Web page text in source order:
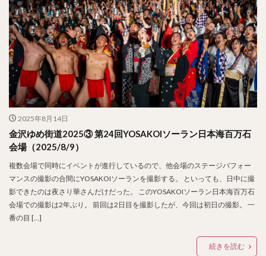
2025年8月14日
金沢ゆめ街道2025③ 第24回YOSAKOIソーラン日本海百万石
会場（2025/8/9）
複数会場で同時にイベントが進行しているので、他会場のステージパフォー
マンスの撮影の合間にYOSAKOIソーランを撮影する。 といっても、日中に撮
影できたのは夜さり華さんだけだった。 このYOSAKOIソーラン日本海百万石
会場での撮影は2年ぶり。 前回は2日目を撮影したが、今回は初日の撮影。 一
番の目 […]
続きを読む